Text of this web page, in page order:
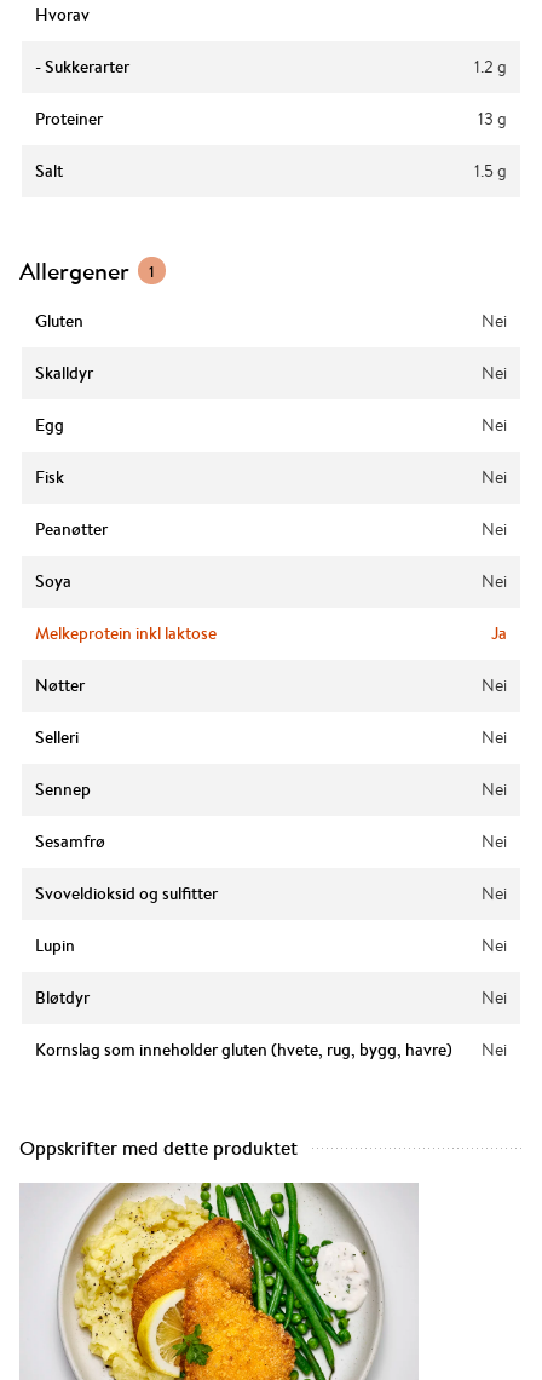
Hvorav
- Sukkerarter 1.2 g
Proteiner 13 g
Salt 1.5 g
Allergener 1
Gluten Nei
Skalldyr Nei
Egg Nei
Fisk Nei
Peanøtter Nei
Soya Nei
Melkeprotein inkl laktose Ja
Nøtter Nei
Selleri Nei
Sennep Nei
Sesamfrø Nei
Svoveldioksid og sulfitter Nei
Lupin Nei
Bløtdyr Nei
Kornslag som inneholder gluten (hvete, rug, bygg, havre) Nei
Oppskrifter med dette produktet